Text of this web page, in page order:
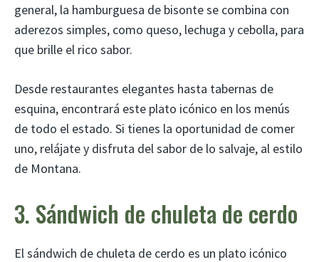
general, la hamburguesa de bisonte se combina con
aderezos simples, como queso, lechuga y cebolla, para
que brille el rico sabor.
Desde restaurantes elegantes hasta tabernas de
esquina, encontrará este plato icónico en los menús
de todo el estado. Si tienes la oportunidad de comer
uno, relájate y disfruta del sabor de lo salvaje, al estilo
de Montana.
3. Sándwich de chuleta de cerdo
El sándwich de chuleta de cerdo es un plato icónico